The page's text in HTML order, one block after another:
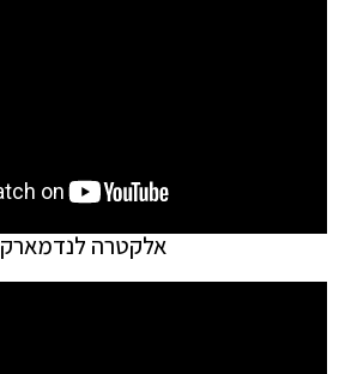
אלקטרה לנדמארק